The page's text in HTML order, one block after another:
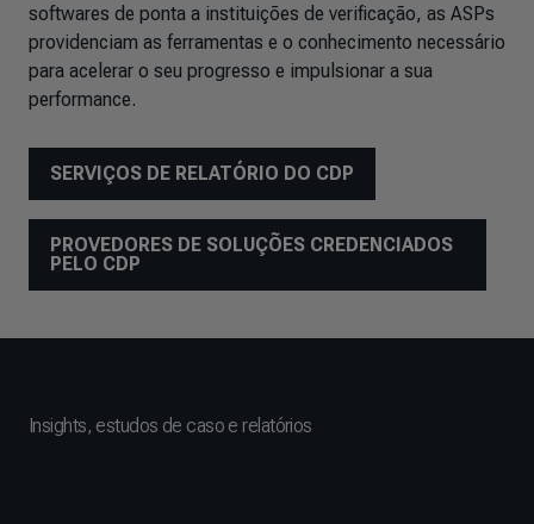
softwares de ponta a instituições de verificação, as ASPs
providenciam as ferramentas e o conhecimento necessário
para acelerar o seu progresso e impulsionar a sua
performance.
SERVIÇOS DE RELATÓRIO DO CDP
PROVEDORES DE SOLUÇÕES CREDENCIADOS
PELO CDP
Insights, estudos de caso e relatórios